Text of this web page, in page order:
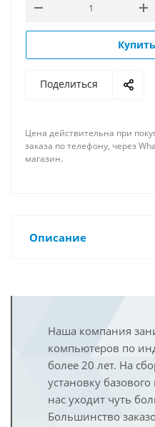
Поделиться
Цена действительна при
заказа по телефону, через
магазин.
Описание
Наша компания
компьютеров по
более 20 лет. На
установку
нас уходит чуть
Большинство